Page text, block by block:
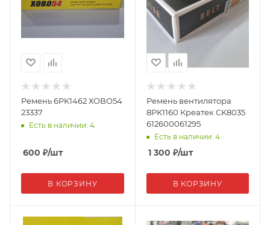
Ремень 6PK1462 ХОВО54
23337
Есть в наличии: 4
600 ₽/шт
В КОРЗИНУ
Ремень вентилятора
8PK1160 Креатек CK8035
612600061295
Есть в наличии: 4
1 300 ₽/шт
В КОРЗИНУ